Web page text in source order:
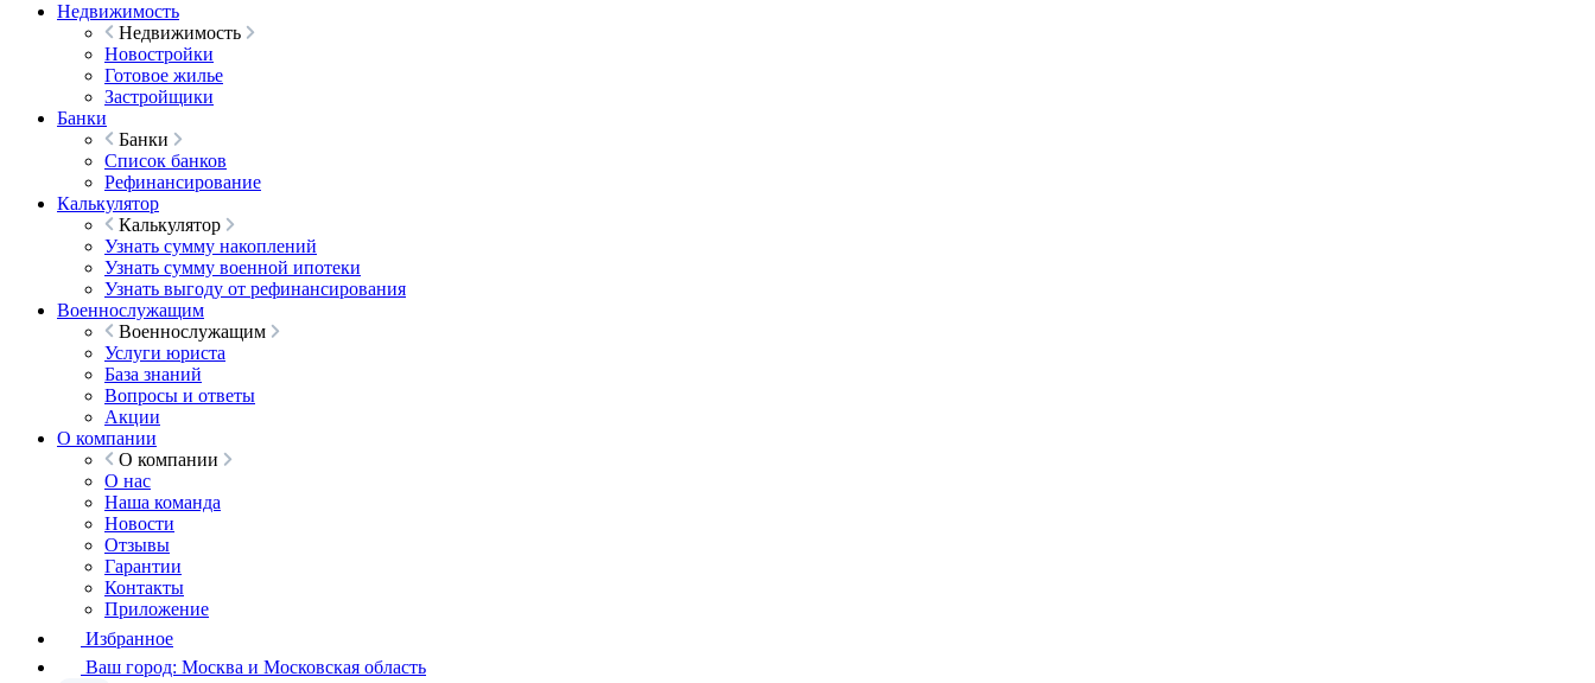
Недвижимость
Недвижимость
Новостройки
Готовое жилье
Застройщики
Банки
Банки
Список банков
Рефинансирование
Калькулятор
Калькулятор
Узнать сумму накоплений
Узнать сумму военной ипотеки
Узнать выгоду от рефинансирования
Военнослужащим
Военнослужащим
Услуги юриста
База знаний
Вопросы и ответы
Акции
О компании
О компании
О нас
Наша команда
Новости
Отзывы
Гарантии
Контакты
Приложение
Избранное
Ваш город: Москва и Московская область